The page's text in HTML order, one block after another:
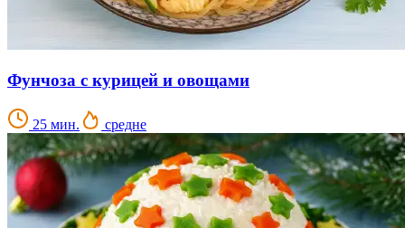
Фунчоза с курицей и овощами
25 мин. средне